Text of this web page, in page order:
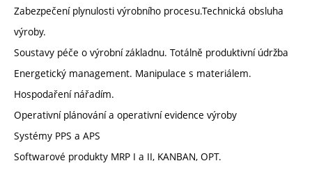
Zabezpečení plynulosti výrobního procesu.Technická obsluha
výroby.
Soustavy péče o výrobní základnu. Totálně produktivní údržba
Energetický management. Manipulace s materiálem.
Hospodaření nářadím.
Operativní plánování a operativní evidence výroby
Systémy PPS a APS
Softwarové produkty MRP I a II, KANBAN, OPT.